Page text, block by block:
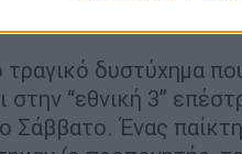
δυστύχημα
“εθνική 3”
Σάββατο. Ένας